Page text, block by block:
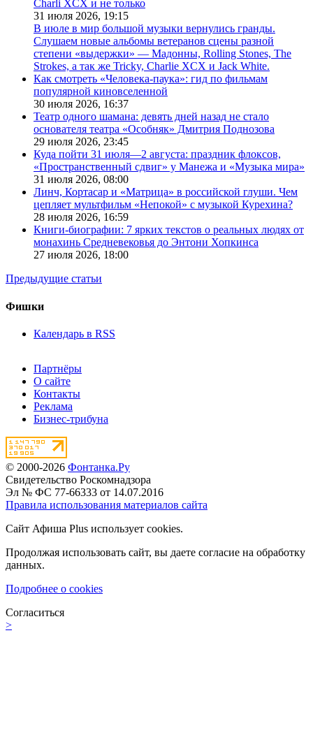
Charli XCX и не только
31 июля 2026, 19:15
В июле в мир большой музыки вернулись гранды.
Слушаем новые альбомы ветеранов сцены разной
степени «выдержки» — Мадонны, Rolling Stones, The
Strokes, а так же Tricky, Charlie XCX и Jack White.
Как смотреть «Человека-паука»: гид по фильмам
популярной киновселенной
30 июля 2026, 16:37
Театр одного шамана: девять дней назад не стало
основателя театра «Особняк» Дмитрия Поднозова
29 июля 2026, 23:45
Куда пойти 31 июля—2 августа: праздник флоксов,
«Пространственный сдвиг» у Манежа и «Музыка мира»
31 июля 2026, 08:00
Линч, Кортасар и «Матрица» в российской глуши. Чем
цепляет мультфильм «Непокой» с музыкой Курехина?
28 июля 2026, 16:59
Книги-биографии: 7 ярких текстов о реальных людях от
монахинь Средневековья до Энтони Хопкинса
27 июля 2026, 18:00
Предыдущие статьи
Фишки
Календарь в RSS
Партнёры
О сайте
Контакты
Реклама
Бизнес-трибуна
© 2000-2026 Фонтанка.Ру
Свидетельство Роскомнадзора
Эл № ФС 77-66333 от 14.07.2016
Правила использования материалов сайта
Сайт Афиша Plus использует cookies.
Продолжая использовать сайт, вы даете согласие на обработку
данных.
Подробнее о cookies
Согласиться
>